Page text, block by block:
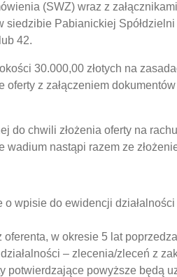
(SWZ) wraz z
siedzibie Pabianickiej
42.
30.000,00 złotych na
z załączeniem
do chwili złożenia oferty na
nastąpi razem ze
wpisie do ewidencji
w okresie 5 lat
– zlecenia/zleceń z
potwierdzające powyższe będą